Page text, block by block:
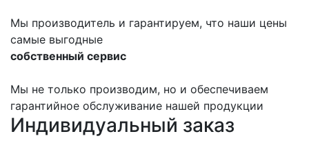
Мы производитель и гарантируем, что наши цены
самые выгодные
собственный сервис
Мы не только производим, но и обеспечиваем
гарантийное обслуживание нашей продукции
Индивидуальный заказ